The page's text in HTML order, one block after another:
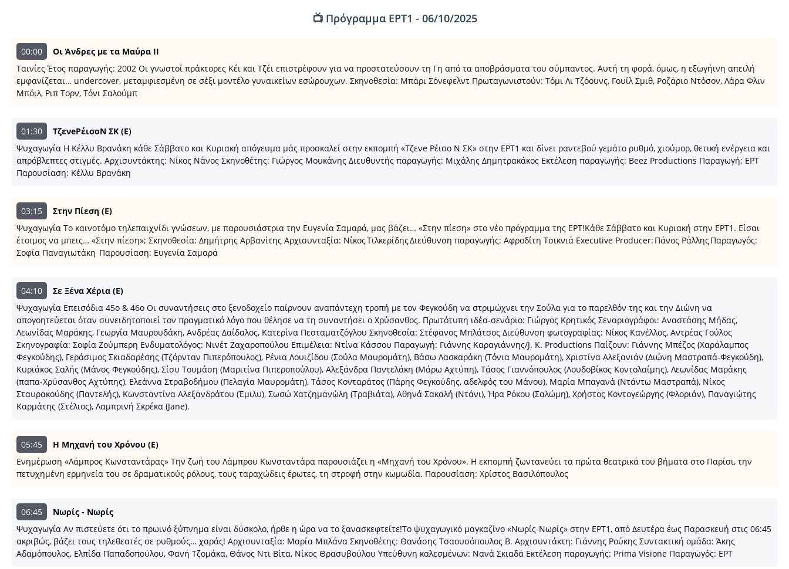
📺 Πρόγραμμα ΕΡΤ1 - 06/10/2025
00:00
Οι Άνδρες με τα Μαύρα ΙΙ
Ταινίες Έτος παραγωγής: 2002 Οι γνωστοί πράκτορες Kέι και Τζέι επιστρέφουν για να προστατεύσουν τη Γη από τα αποβράσματα του σύμπαντος. Αυτή τη φορά, όμως, η εξωγήινη απειλή
εμφανίζεται… undercover, μεταμφιεσμένη σε σέξι μοντέλο γυναικείων εσώρουχων. Σκηνοθεσία: Μπάρι Σόνεφελντ Πρωταγωνιστούν: Τόμι Λι Τζόουνς, Γουίλ Σμιθ, Ροζάριο Ντόσον, Λάρα Φλιν
Μπόιλ, Ριπ Τορν, Τόνι Σαλούμπ
01:30
ΤζενeΡέισοΝ ΣΚ (E)
Ψυχαγωγία Η Κέλλυ Βρανάκη κάθε Σάββατο και Κυριακή απόγευμα μάς προσκαλεί στην εκπομπή «Τζενe Ρέισο Ν ΣΚ» στην ΕΡΤ1 και δίνει ραντεβού γεμάτο ρυθμό, χιούμορ, θετική ενέργεια και
απρόβλεπτες στιγμές. Αρχισυντάκτης: Νίκος Νάνος Σκηνοθέτης: Γιώργος Μουκάνης Διευθυντής παραγωγής: Μιχάλης Δημητρακάκος Εκτέλεση παραγωγής: Beez Productions Παραγωγή: ΕΡΤ
Παρουσίαση: Κέλλυ Βρανάκη
03:15
Στην Πίεση (E)
Ψυχαγωγία Το καινοτόμο τηλεπαιχνίδι γνώσεων, με παρουσιάστρια την Ευγενία Σαμαρά, μας βάζει… «Στην πίεση» στο νέο πρόγραμμα της ΕΡΤ!Κάθε Σάββατο και Κυριακή στην ΕΡΤ1. Είσαι
έτοιμος να μπεις… «Στην πίεση»; Σκηνοθεσία: Δημήτρης Αρβανίτης Αρχισυνταξία: Νίκος Τιλκερίδης Διεύθυνση παραγωγής: Αφροδίτη Τσικνιά Executive Producer: Πάνος Ράλλης Παραγωγός:
Σοφία Παναγιωτάκη Παρουσίαση: Ευγενία Σαμαρά
04:10
Σε Ξένα Χέρια (E)
Ψυχαγωγία Επεισόδια 45ο & 46ο Οι συναντήσεις στο ξενοδοχείο παίρνουν αναπάντεχη τροπή με τον Φεγκούδη να στριμώχνει την Σούλα για το παρελθόν της και την Διώνη να
απογοητεύεται όταν συνειδητοποιεί τον πραγματικό λόγο που θέλησε να τη συναντήσει ο Χρύσανθος. Πρωτότυπη ιδέα-σενάριο: Γιώργος Κρητικός Σεναριογράφοι: Αναστάσης Μήδας,
Λεωνίδας Μαράκης, Γεωργία Μαυρουδάκη, Ανδρέας Δαίδαλος, Κατερίνα Πεσταματζόγλου Σκηνοθεσία: Στέφανος Μπλάτσος Διεύθυνση φωτογραφίας: Νίκος Κανέλλος, Αντρέας Γούλος
Σκηνογραφία: Σοφία Ζούμπερη Ενδυματολόγος: Νινέτ Ζαχαροπούλου Επιμέλεια: Ντίνα Κάσσου Παραγωγή: Γιάννης Καραγιάννης/J. K. Productions Παίζουν: Γιάννης Μπέζος (Χαράλαμπος
Φεγκούδης), Γεράσιμος Σκιαδαρέσης (Τζόρνταν Πιπερόπουλος), Ρένια Λουιζίδου (Σούλα Μαυρομάτη), Βάσω Λασκαράκη (Τόνια Μαυρομάτη), Χριστίνα Αλεξανιάν (Διώνη Μαστραπά-Φεγκούδη),
Κυριάκος Σαλής (Μάνος Φεγκούδης), Σίσυ Τουμάση (Μαριτίνα Πιπεροπούλου), Αλεξάνδρα Παντελάκη (Μάρω Αχτύπη), Τάσος Γιαννόπουλος (Λουδοβίκος Κοντολαίμης), Λεωνίδας Μαράκης
(παπα-Χρύσανθος Αχτύπης), Ελεάννα Στραβοδήμου (Πελαγία Μαυρομάτη), Τάσος Κονταράτος (Πάρης Φεγκούδης, αδελφός του Μάνου), Μαρία Μπαγανά (Ντάντω Μαστραπά), Νίκος
Σταυρακούδης (Παντελής), Κωνσταντίνα Αλεξανδράτου (Έμιλυ), Σωσώ Χατζημανώλη (Τραβιάτα), Αθηνά Σακαλή (Ντάνι), Ήρα Ρόκου (Σαλώμη), Χρήστος Κοντογεώργης (Φλοριάν), Παναγιώτης
Καρμάτης (Στέλιος), Λαμπρινή Σκρέκα (Jane).
05:45
Η Μηχανή του Χρόνου (E)
Ενημέρωση «Λάμπρος Κωνσταντάρας» Την ζωή του Λάμπρου Κωνσταντάρα παρουσιάζει η «Μηχανή του Χρόνου». Η εκπομπή ζωντανεύει τα πρώτα θεατρικά του βήματα στο Παρίσι, την
πετυχημένη ερμηνεία του σε δραματικούς ρόλους, τους ταραχώδεις έρωτες, τη στροφή στην κωμωδία. Παρουσίαση: Χρίστος Βασιλόπουλος
06:45
Νωρίς - Νωρίς
Ψυχαγωγία Αν πιστεύετε ότι το πρωινό ξύπνημα είναι δύσκολο, ήρθε η ώρα να το ξανασκεφτείτε!Το ψυχαγωγικό μαγκαζίνο «Νωρίς-Νωρίς» στην ΕΡΤ1, από Δευτέρα έως Παρασκευή στις 06:45
ακριβώς, βάζει τους τηλεθεατές σε ρυθμούς… χαράς! Αρχισυνταξία: Μαρία Μπλάνα Σκηνοθέτης: Θανάσης Τσαουσόπουλος Β. Αρχισυντάκτη: Γιάννης Ρούκης Συντακτική ομάδα: Άκης
Αδαμόπουλος, Ελπίδα Παπαδοπούλου, Φανή Τζομάκα, Θάνος Ντι Βίτα, Νίκος Θρασυβούλου Υπεύθυνη καλεσμένων: Νανά Σκιαδά Εκτέλεση παραγωγής: Prima Visione Παραγωγός: ΕΡΤ